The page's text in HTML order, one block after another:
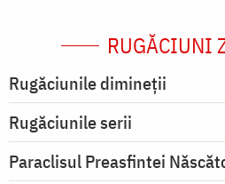
RUGĂCIUNI
Rugăciunile dimineții
Rugăciunile serii
Paraclisul Preasfintei